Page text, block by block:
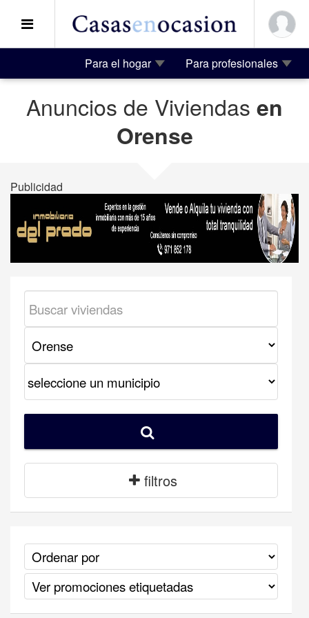
Para el hogar Para profesionales
Anuncios de Viviendas en
Orense
Publicidad
filtros